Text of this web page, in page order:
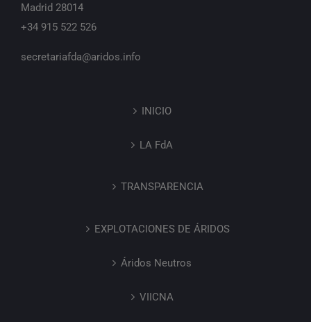
Madrid 28014
+34 915 522 526
secretariafda@aridos.info
INICIO
LA FdA
TRANSPARENCIA
EXPLOTACIONES DE ÁRIDOS
Áridos Neutros
VIICNA